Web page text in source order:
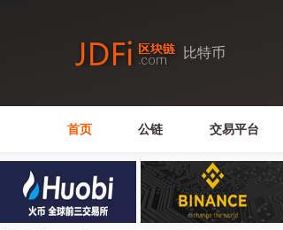
比特币
首页 公链 交易平台